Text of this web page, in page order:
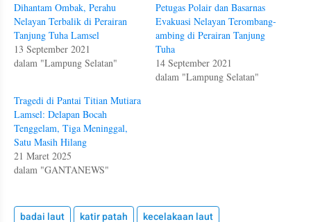
Dihantam Ombak, Perahu
Nelayan Terbalik di Perairan
Tanjung Tuha Lamsel
13 September 2021
dalam "Lampung Selatan"
Petugas Polair dan Basarnas
Evakuasi Nelayan Terombang-
ambing di Perairan Tanjung
Tuha
14 September 2021
dalam "Lampung Selatan"
Tragedi di Pantai Titian Mutiara
Lamsel: Delapan Bocah
Tenggelam, Tiga Meninggal,
Satu Masih Hilang
21 Maret 2025
dalam "GANTANEWS"
badai laut katir patah
kecelakaan laut